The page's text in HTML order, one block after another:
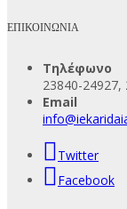
ΕΠΙΚΟΙΝΩΝΙΑ
Τηλέφωνο
23840-24927,
Email
Twitter
Facebook